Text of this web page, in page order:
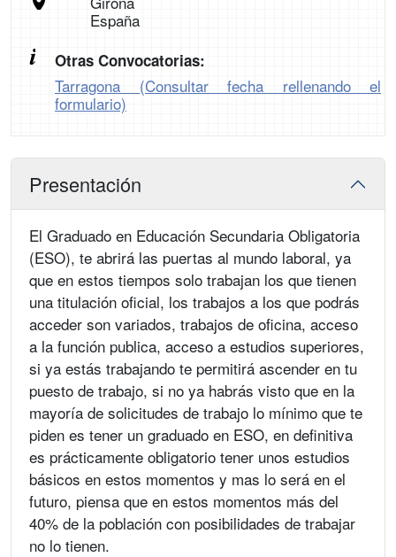
España
Otras Convocatorias:
Tarragona (Consultar fecha rellenando el
formulario)
Presentación
El Graduado en Educación Secundaria Obligatoria
(ESO), te abrirá las puertas al mundo laboral, ya
que en estos tiempos solo trabajan los que tienen
una titulación oficial, los trabajos a los que podrás
acceder son variados, trabajos de oficina, acceso
a la función publica, acceso a estudios superiores,
si ya estás trabajando te permitirá ascender en tu
puesto de trabajo, si no ya habrás visto que en la
mayoría de solicitudes de trabajo lo mínimo que te
piden es tener un graduado en ESO, en definitiva
es prácticamente obligatorio tener unos estudios
básicos en estos momentos y mas lo será en el
futuro, piensa que en estos momentos más del
40% de la población con posibilidades de trabajar
no lo tienen.